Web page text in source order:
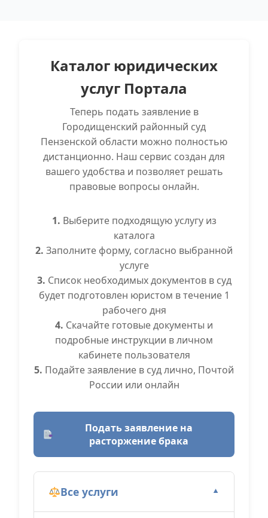
Каталог юридических
услуг Портала
Теперь подать заявление в
Городищенский районный суд
Пензенской области можно полностью
дистанционно. Наш сервис создан для
вашего удобства и позволяет решать
правовые вопросы онлайн.
1. Выберите подходящую услугу из
каталога
2. Заполните форму, согласно выбранной
услуге
3. Список необходимых документов в суд
будет подготовлен юристом в течение 1
рабочего дня
4. Скачайте готовые документы и
подробные инструкции в личном
кабинете пользователя
5. Подайте заявление в суд лично, Почтой
России или онлайн
Подать заявление на
расторжение брака
Все услуги ▼